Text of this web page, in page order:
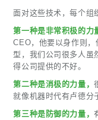
面对这些技术，每个组
第一种是非常积极的力
CEO，他要以身作则
型，我们公司很多人虽
得公司提供的不好。
第二种是消极的力量，
就像机器时代有卢德分
第三种是防御的力量，